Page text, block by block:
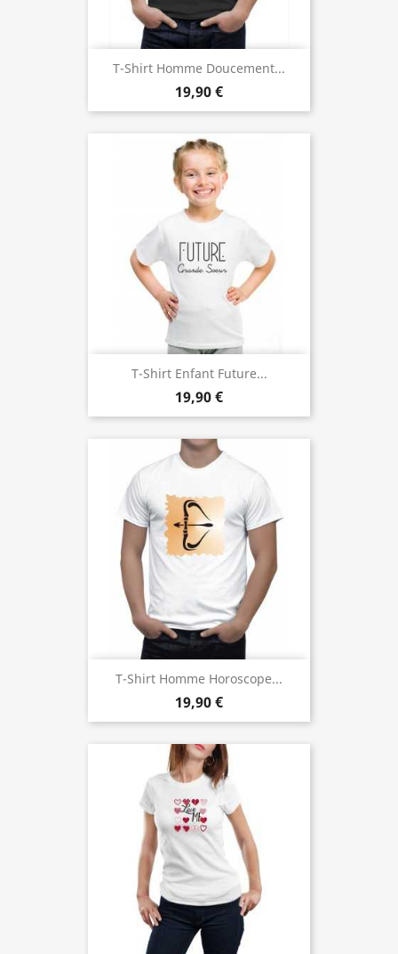
T-Shirt Homme Doucement...
19,90 €
T-Shirt Enfant Future...
19,90 €
T-Shirt Homme Horoscope...
19,90 €